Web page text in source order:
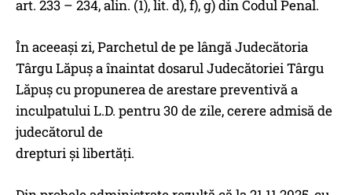
art. 233 – 234, alin. (1), lit. d), f), g) din Codul Penal.
În aceeaşi zi, Parchetul de pe lângă Judecătoria
Târgu Lăpuş a înaintat dosarul Judecătoriei Târgu
Lăpuş cu propunerea de arestare preventivă a
inculpatului L.D. pentru 30 de zile, cerere admisă de
judecătorul de
drepturi şi libertăţi.